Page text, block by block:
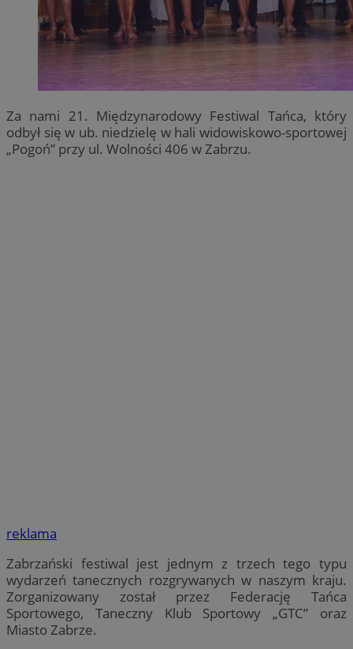
Za nami 21. Międzynarodowy Festiwal Tańca, który
odbył się w ub. niedzielę w hali widowiskowo-sportowej
„Pogoń” przy ul. Wolności 406 w Zabrzu.
reklama
Zabrzański festiwal jest jednym z trzech tego typu
wydarzeń tanecznych rozgrywanych w naszym kraju.
Zorganizowany został przez Federację Tańca
Sportowego, Taneczny Klub Sportowy „GTC” oraz
Miasto Zabrze.